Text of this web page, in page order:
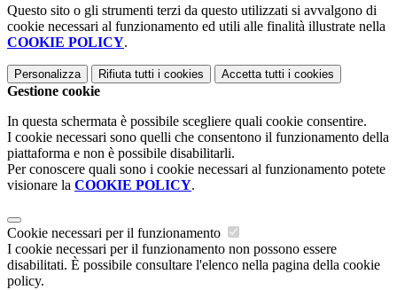
Questo sito o gli strumenti terzi da questo utilizzati si avvalgono di
cookie necessari al funzionamento ed utili alle finalità illustrate nella
COOKIE POLICY.
Personalizza Rifiuta tutti i cookies Accetta tutti i cookies
Gestione cookie
In questa schermata è possibile scegliere quali cookie consentire.
I cookie necessari sono quelli che consentono il funzionamento della
piattaforma e non è possibile disabilitarli.
Per conoscere quali sono i cookie necessari al funzionamento potete
visionare la COOKIE POLICY.
Cookie necessari per il funzionamento
I cookie necessari per il funzionamento non possono essere
disabilitati. È possibile consultare l'elenco nella pagina della cookie
policy.